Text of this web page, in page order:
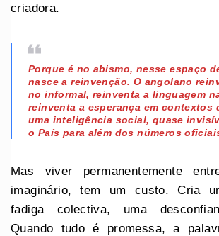
criadora.
Porque é no abismo, nesse espaço
nasce a reinvenção. O angolano
no informal, reinventa a linguagem
reinventa a esperança em contextos
uma inteligência social, quase
o País para além dos números
Mas viver permanentemente
imaginário, tem um custo. Cria
fadiga colectiva, uma
Quando tudo é promessa, a